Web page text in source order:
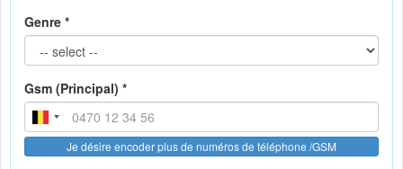
Genre *
Gsm (Principal) *
Je désire encoder plus de numéros de téléphone /GSM